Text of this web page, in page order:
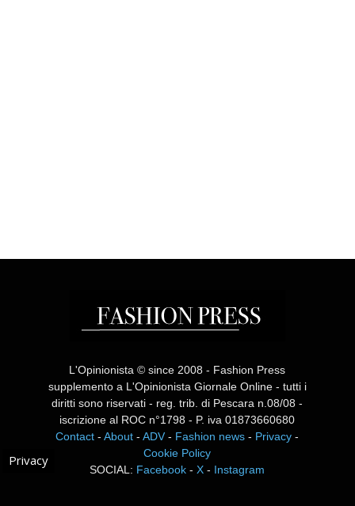
L'Opinionista © since 2008 - Fashion Press
supplemento a L'Opinionista Giornale Online - tutti i
diritti sono riservati - reg. trib. di Pescara n.08/08 -
iscrizione al ROC n°1798 - P. iva 01873660680
Contact -About -ADV - Fashion news - Privacy -
Cookie Policy
SOCIAL: Facebook -X - Instagram
Privacy